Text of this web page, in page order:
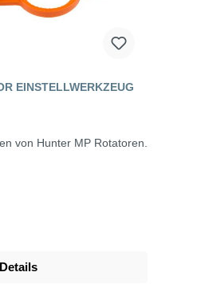
EINSTELLWERKZEUG
von Hunter MP Rotatoren.
Details